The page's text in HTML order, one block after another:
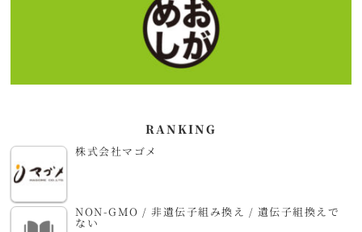
RANKING
株式会社マゴメ
NON-GMO / 非遺伝子組み換え / 遺伝子組換えで
ない